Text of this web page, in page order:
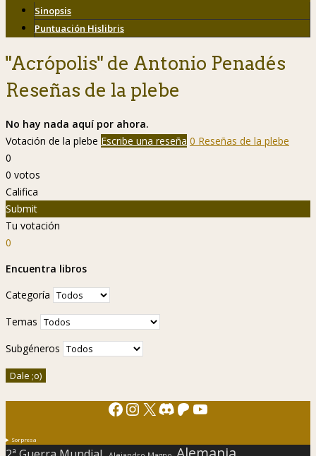
Sinopsis
Puntuación Hislibris
"Acrópolis" de Antonio Penadés
Reseñas de la plebe
No hay nada aquí por ahora.
Votación de la plebe Escribe una reseña 0 Reseñas de la plebe
0
0 votos
Califica
Submit
Tu votación
0
Encuentra libros
Categoría
Temas
Subgéneros
Facebook
Instagram
X Discord
Patreon
YouTube
Sorpresa